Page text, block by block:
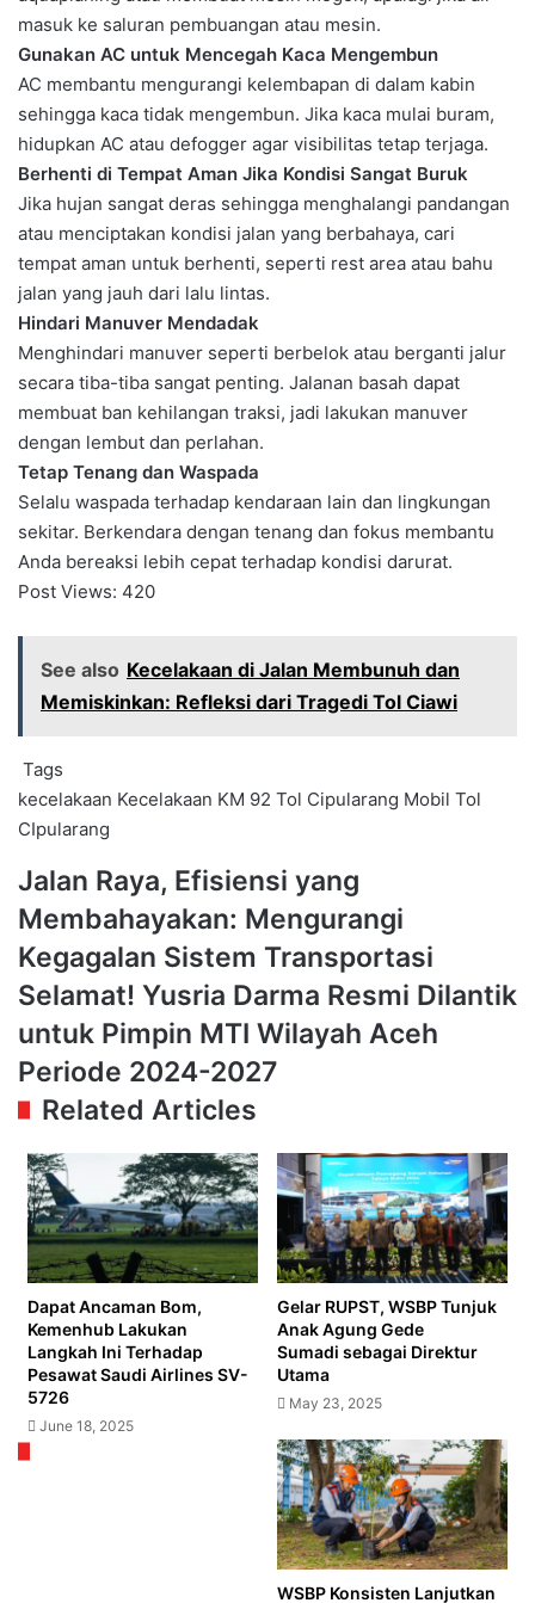
masuk ke saluran pembuangan atau mesin.
Gunakan AC untuk Mencegah Kaca Mengembun
AC membantu mengurangi kelembapan di dalam kabin
sehingga kaca tidak mengembun. Jika kaca mulai buram,
hidupkan AC atau defogger agar visibilitas tetap terjaga.
Berhenti di Tempat Aman Jika Kondisi Sangat Buruk
Jika hujan sangat deras sehingga menghalangi pandangan
atau menciptakan kondisi jalan yang berbahaya, cari
tempat aman untuk berhenti, seperti rest area atau bahu
jalan yang jauh dari lalu lintas.
Hindari Manuver Mendadak
Menghindari manuver seperti berbelok atau berganti jalur
secara tiba-tiba sangat penting. Jalanan basah dapat
membuat ban kehilangan traksi, jadi lakukan manuver
dengan lembut dan perlahan.
Tetap Tenang dan Waspada
Selalu waspada terhadap kendaraan lain dan lingkungan
sekitar. Berkendara dengan tenang dan fokus membantu
Anda bereaksi lebih cepat terhadap kondisi darurat.
Post Views: 420
See also Kecelakaan di Jalan Membunuh dan
Memiskinkan: Refleksi dari Tragedi Tol Ciawi
Tags
kecelakaan Kecelakaan KM 92 Tol Cipularang Mobil Tol
CIpularang
Jalan
Raya,
Efisiensi
yang
Membahayakan:
Mengurangi
Kegagalan
Sistem
Transportasi
Jalan Raya, Efisiensi yang
Membahayakan: Mengurangi
Kegagalan Sistem Transportasi
Selamat!
Yusria
Darma
Resmi
Dilantik
untuk
MTI
Wilayah
Aceh
Periode
2024-
2027
Selamat! Yusria Darma Resmi Dilantik
untuk Pimpin MTI Wilayah Aceh
Periode 2024-2027
Related Articles
Dapat Ancaman Bom,
Kemenhub Lakukan
Langkah Ini Terhadap
Pesawat Saudi Airlines SV-
5726
June 18, 2025
Gelar RUPST, WSBP Tunjuk
Anak Agung Gede
Sumadi sebagai Direktur
Utama
May 23, 2025
WSBP Konsisten Lanjutkan